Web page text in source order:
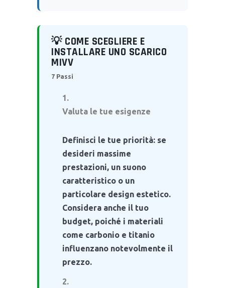
💡 COME SCEGLIERE E
INSTALLARE UNO SCARICO
MIVV
7 Passi
Valuta le tue esigenze
Definisci le tue priorità: se
desideri massime
prestazioni, un suono
caratteristico o un
particolare design estetico.
Considera anche il tuo
budget, poiché i materiali
come carbonio e titanio
influenzano notevolmente il
prezzo.